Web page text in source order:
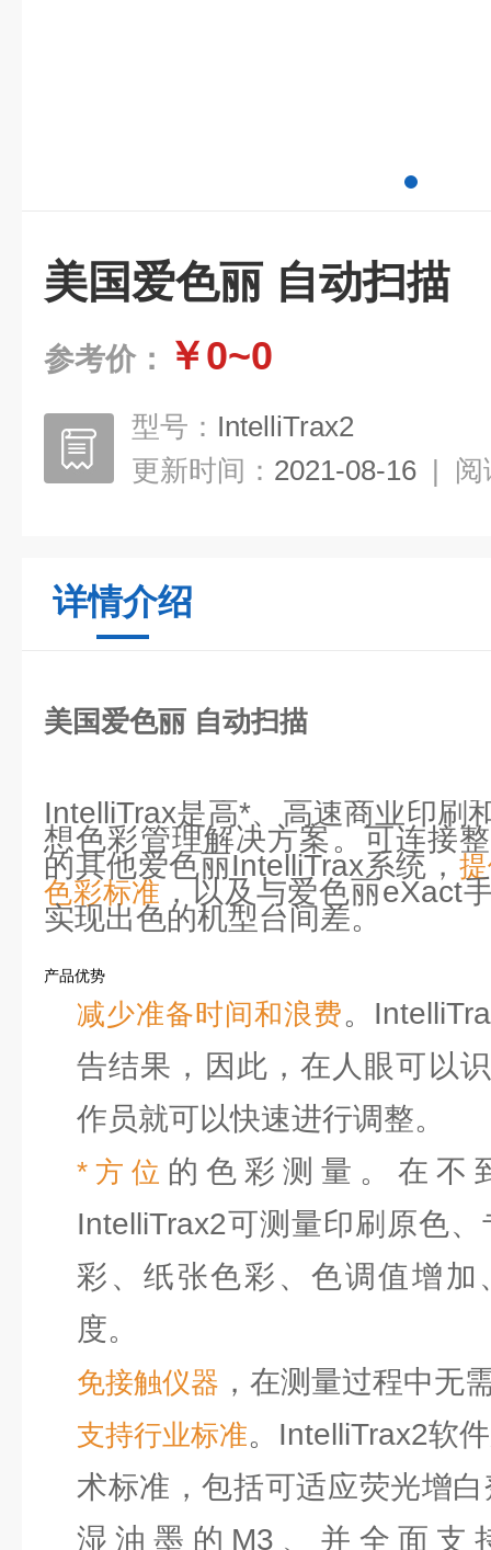
美国爱色丽 自动扫描
参考价： ￥0~0
型号： IntelliTrax2
更新时间： 2021-08-16 | 阅
详情介绍
美国爱色丽 自动扫描
IntelliTrax是高*、高速商业印刷
想色彩管理解决方案。可连接
的其他爱色丽IntelliTrax系统，
色彩标准 ，以及与爱色丽eXact
实现出色的机型台间差。
产品优势
减少准备时间和浪费。
告结果，因此，在人眼可以
作员就可以快速进行调整。
*方位 的色彩测量。在不
IntelliTrax2可测量印刷原色
彩、纸张色彩、色调值增
度。
免接触仪器 ，在测量过程中无
支持行业标准。IntelliTrax2软
术标准，包括可适应荧光增
湿油墨的M3、并全面支